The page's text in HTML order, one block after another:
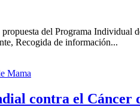
del Programa Individual
Recogida de información...
contra el Cáncer